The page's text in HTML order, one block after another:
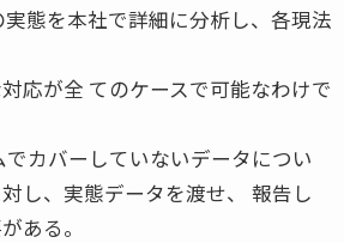
態を本社で詳細に分析し、各現法
応が全 てのケースで可能なわけで
カバーしていないデータについ
し、実態データを渡せ、 報告し
ある。